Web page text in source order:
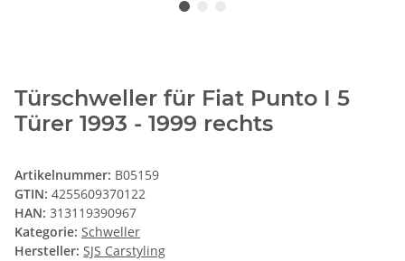
Türschweller für Fiat Punto I 5
Türer 1993 - 1999 rechts
Artikelnummer: B05159
GTIN: 4255609370122
HAN: 313119390967
Kategorie: Schweller
Hersteller: SJS Carstyling